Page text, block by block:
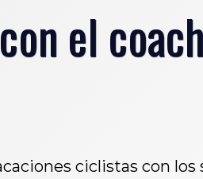
el
ciclistas con los